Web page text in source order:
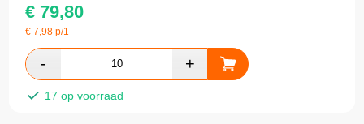
€ 79,80
€7,98 p/1
17 op voorraad